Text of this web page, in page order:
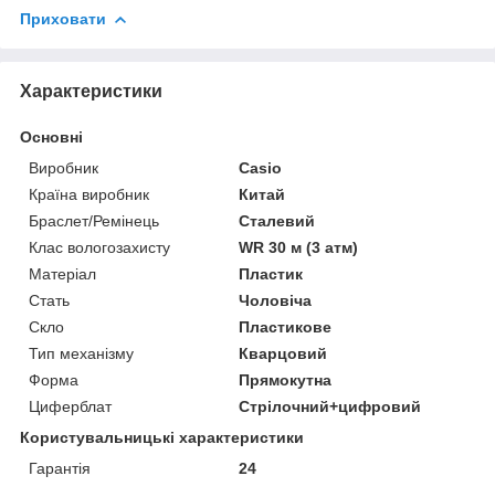
Приховати
Характеристики
Основні
Виробник
Casio
Країна виробник
Китай
Браслет/Ремінець
Сталевий
Клас вологозахисту
WR 30 м (3 атм)
Матеріал
Пластик
Стать
Чоловіча
Скло
Пластикове
Тип механізму
Кварцовий
Форма
Прямокутна
Циферблат
Стрілочний+цифровий
Користувальницькі характеристики
Гарантія
24